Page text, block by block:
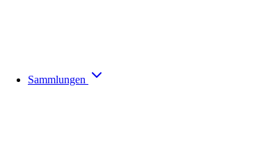
Sammlungen